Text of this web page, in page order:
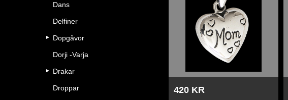
Dans
Delfiner
Dopgåvor
Dorji -Varja
Drakar
Droppar 420 KR